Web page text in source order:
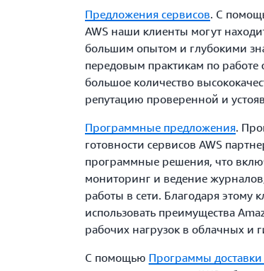
Предложения сервисов. С
AWS наши клиенты могут
большим опытом и глубокими
передовым практикам по работе
большое количество
репутацию проверенной и
Программные предложения.
готовности сервисов AWS
программные решения, что
мониторинг и ведение
работы в сети. Благодаря этому
использовать преимущества
рабочих нагрузок в облачных и
С помощью Программы доставки